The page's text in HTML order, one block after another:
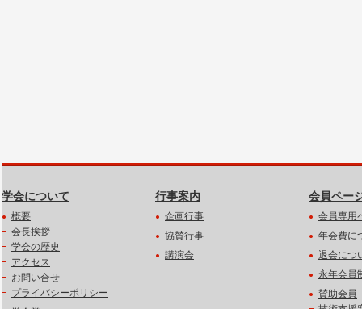
学会について
概要
会長挨拶
学会の歴史
アクセス
お問い合せ
プライバシーポリシー
行事案内
企画行事
協賛行事
講演会
会員ペー
会員専用
年会費に
退会につ
永年会員
賛助会員